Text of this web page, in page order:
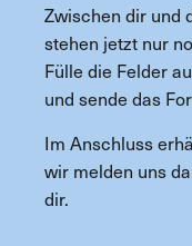
Zwischen dir und
stehen jetzt nur
Fülle die Felder
und sende das
Im Anschluss
wir melden uns
dir.